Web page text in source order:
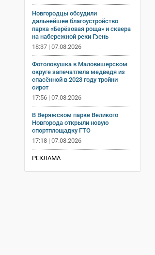
Новгородцы обсудили
дальнейшее благоустройство
парка «Берёзовая роща» и сквера
на набережной реки Гзень
18:37 | 07.08.2026
Фотоловушка в Маловишерском
округе запечатлела медведя из
спасённой в 2023 году тройни
сирот
17:56 | 07.08.2026
В Веряжском парке Великого
Новгорода открыли новую
спортплощадку ГТО
17:18 | 07.08.2026
РЕКЛАМА